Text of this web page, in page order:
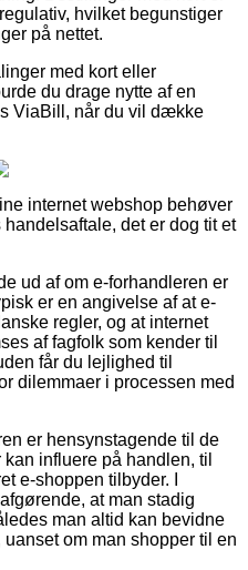
hvilket begunstiger
på nettet.
med kort eller
du drage nytte af en
ViaBill, når du vil dække
internet webshop behøver
det er dog tit et
ud af om e-forhandleren er
er en angivelse af at e-
regler, og at internet
af fagfolk som kender til
får du lejlighed til
dilemmaer i processen med
er hensynstagende til de
influere på handlen, til
e-shoppen tilbyder. I
at man stadig
man altid kan bevidne
om man shopper til en